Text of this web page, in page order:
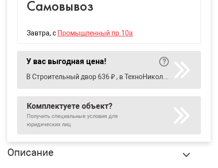
Самовывоз
Завтра, с Промышленный пр.10а
У вас выгодная цена!
Комплектуете объект?
Получить специальные условия для
юридических лиц
Описание